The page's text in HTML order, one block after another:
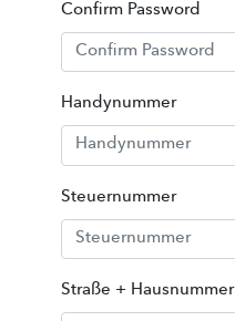
Confirm Password
Handynummer
Steuernummer
Straße + Hausnummer